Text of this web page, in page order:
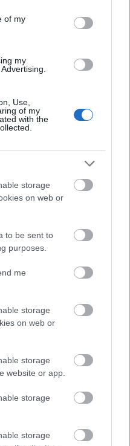
purposes in below Google
of my
my
Use,
of my
with the
storage
on web or
to be sent to
purposes.
me
storage
on web or
storage
website or app.
storage
storage
οι εταιρείες που
των υπαλλήλων στα
εργασία μπορεί να
σημείο του
Διαδίκτυο.
WhatsApp) του
το προσωπικό της
τρεις ημέρες την
Μασκμετέφερε
Twitter) ότι «η
προαιρετική», ενώ